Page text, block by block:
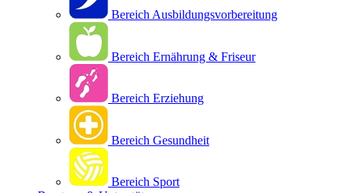
Bereich Ausbildungsvorbereitung
Bereich Ernährung & Friseur
Bereich Erziehung
Bereich Gesundheit
Bereich Sport